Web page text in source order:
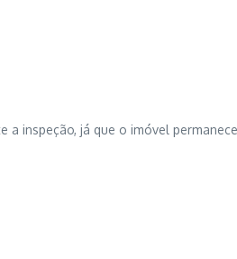
inspeção, já que o imóvel